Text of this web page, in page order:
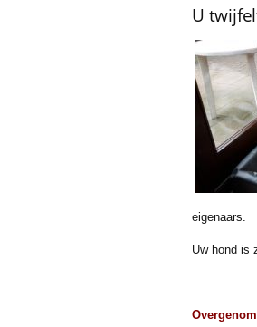
U
eigenaars.
Uw hond is